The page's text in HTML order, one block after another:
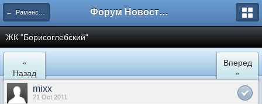
← Раменское Форум Новостройки
ЖК "Борисоглебский"
«
Назад
Вперед
»
mixx
21 Oct 2011